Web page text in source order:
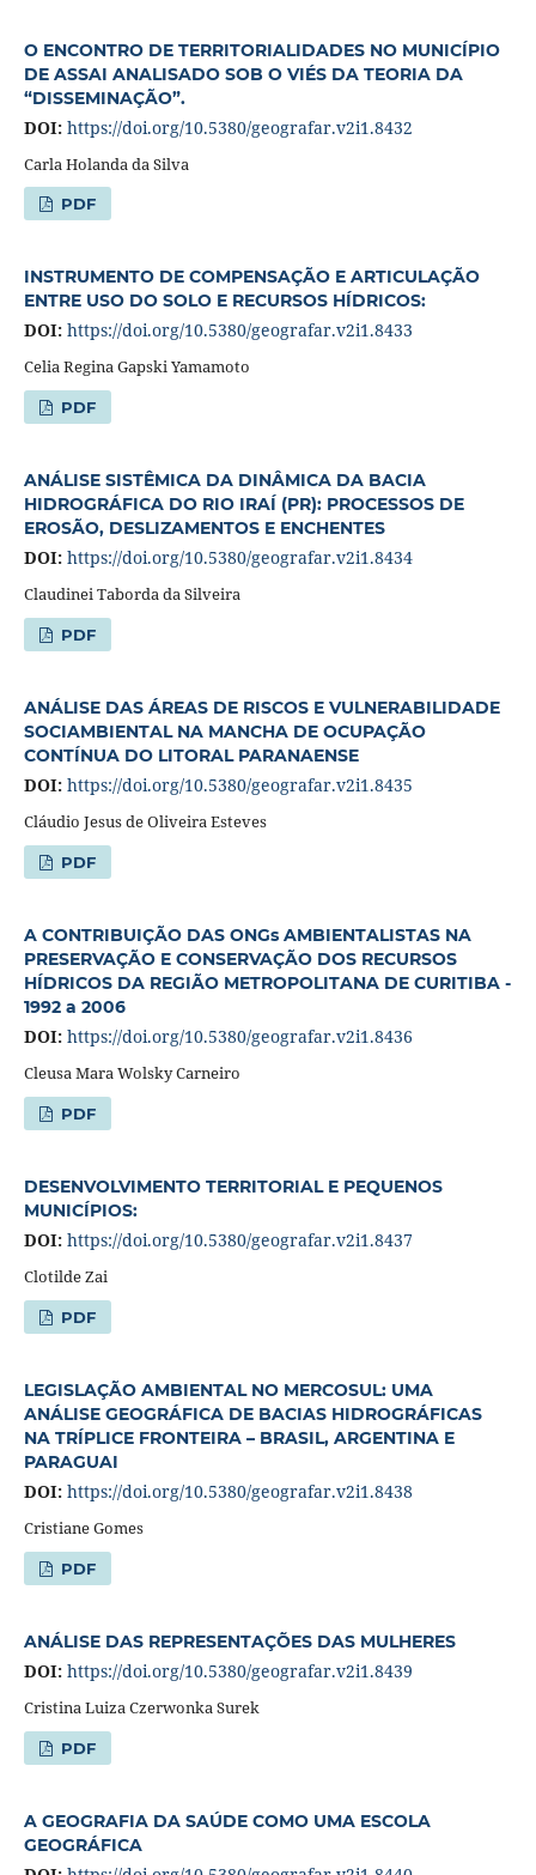
O ENCONTRO DE TERRITORIALIDADES NO MUNICÍPIO
DE ASSAI ANALISADO SOB O VIÉS DA TEORIA DA
“DISSEMINAÇÃO”.
DOI: https://doi.org/10.5380/geografar.v2i1.8432
Carla Holanda da Silva
PDF
INSTRUMENTO DE COMPENSAÇÃO E ARTICULAÇÃO
ENTRE USO DO SOLO E RECURSOS HÍDRICOS:
DOI: https://doi.org/10.5380/geografar.v2i1.8433
Celia Regina Gapski Yamamoto
PDF
ANÁLISE SISTÊMICA DA DINÂMICA DA BACIA
HIDROGRÁFICA DO RIO IRAÍ (PR): PROCESSOS DE
EROSÃO, DESLIZAMENTOS E ENCHENTES
DOI: https://doi.org/10.5380/geografar.v2i1.8434
Claudinei Taborda da Silveira
PDF
ANÁLISE DAS ÁREAS DE RISCOS E VULNERABILIDADE
SOCIAMBIENTAL NA MANCHA DE OCUPAÇÃO
CONTÍNUA DO LITORAL PARANAENSE
DOI: https://doi.org/10.5380/geografar.v2i1.8435
Cláudio Jesus de Oliveira Esteves
PDF
A CONTRIBUIÇÃO DAS ONGs AMBIENTALISTAS NA
PRESERVAÇÃO E CONSERVAÇÃO DOS RECURSOS
HÍDRICOS DA REGIÃO METROPOLITANA DE CURITIBA -
1992 a 2006
DOI: https://doi.org/10.5380/geografar.v2i1.8436
Cleusa Mara Wolsky Carneiro
PDF
DESENVOLVIMENTO TERRITORIAL E PEQUENOS
MUNICÍPIOS:
DOI: https://doi.org/10.5380/geografar.v2i1.8437
Clotilde Zai
PDF
LEGISLAÇÃO AMBIENTAL NO MERCOSUL: UMA
ANÁLISE GEOGRÁFICA DE BACIAS HIDROGRÁFICAS
NA TRÍPLICE FRONTEIRA – BRASIL, ARGENTINA E
PARAGUAI
DOI: https://doi.org/10.5380/geografar.v2i1.8438
Cristiane Gomes
PDF
ANÁLISE DAS REPRESENTAÇÕES DAS MULHERES
DOI: https://doi.org/10.5380/geografar.v2i1.8439
Cristina Luiza Czerwonka Surek
PDF
A GEOGRAFIA DA SAÚDE COMO UMA ESCOLA
GEOGRÁFICA